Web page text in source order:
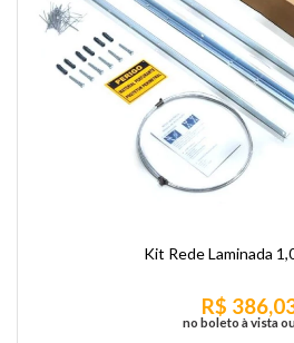
Kit Rede Laminada
R$
no boleto à vista